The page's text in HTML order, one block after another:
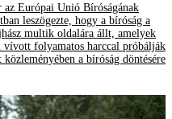
az Európai Unió Bíróságának
leszögezte, hogy a bíróság a
multik oldalára állt, amelyek
vívott folyamatos harccal próbálják
a bíróság döntésére